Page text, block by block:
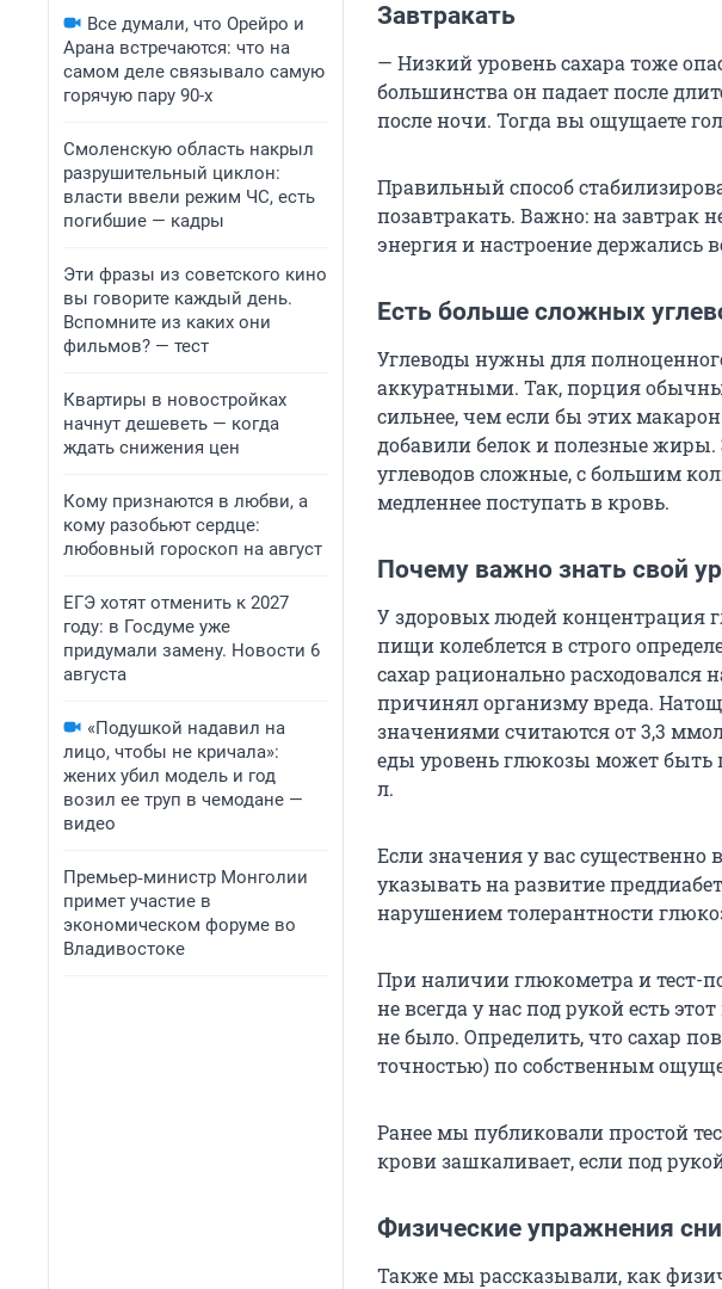
Все думали, что Орейро и
Арана встречаются: что на
самом деле связывало самую
горячую пару 90-х
Смоленскую область накрыл
разрушительный циклон:
власти ввели режим ЧС, есть
погибшие — кадры
Эти фразы из советского кино
вы говорите каждый день.
Вспомните из каких они
фильмов? — тест
Квартиры в новостройках
начнут дешеветь — когда
ждать снижения цен
Кому признаются в любви, а
кому разобьют сердце:
любовный гороскоп на август
ЕГЭ хотят отменить к 2027
году: в Госдуме уже
придумали замену. Новости 6
августа
«Подушкой надавил на
лицо, чтобы не кричала»:
жених убил модель и год
возил ее труп в чемодане —
видео
Премьер‑министр Монголии
примет участие в
экономическом форуме во
Владивостоке
Завтракать
— Низкий уровень сахара тоже
большинства он падает после
после ночи. Тогда вы ощущаете
Правильный способ
позавтракать. Важно: на завтрак
энергия и настроение держались
Есть больше сложных
Углеводы нужны для
аккуратными. Так, порция
сильнее, чем если бы этих
добавили белок и полезные жиры.
углеводов сложные, с большим
медленнее поступать в кровь.
Почему важно знать свой
У здоровых людей концентрация
пищи колеблется в строго
сахар рационально расходовался
причинял организму вреда.
значениями считаются от 3,3
еды уровень глюкозы может быть
л.
Если значения у вас
указывать на развитие
нарушением толерантности
При наличии глюкометра и тест-
не всегда у нас под рукой есть
не было. Определить, что сахар
точностью) по собственным
Ранее мы публиковали простой
крови зашкаливает, если под
Физические упражнения
Также мы рассказывали, как